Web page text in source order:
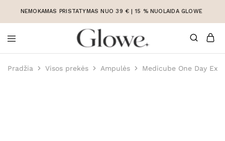
NEMOKAMAS PRISTATYMAS NUO 39 € | 15 % NUOLAIDA GLOWE
Korėjietiška
Korėjietiška
internetu
Pradžia Visos prekės Ampulės Medicube One Day